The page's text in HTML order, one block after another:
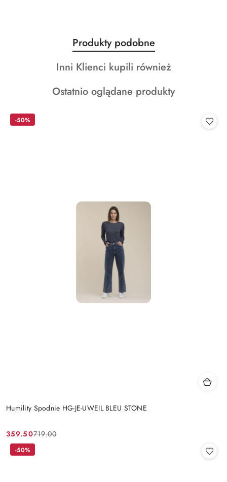
Pomiń karuzelę produktów
Produkty
o
statusie:
Produkty podobne
Produkty
statusie:
Inni Klienci kupili również
Produkty
Ostatnio oglądane produkty
Humility Spodnie HG-JE-UWEIL BLEU STONE
Cena
promocyjna:
359.50
Cena
przed
719.00
-50%
-50%